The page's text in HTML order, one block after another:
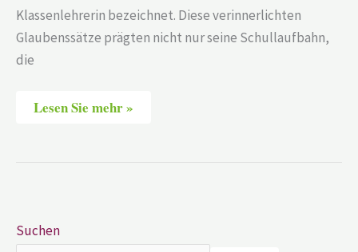
Klassenlehrerin bezeichnet. Diese verinnerlichten
Glaubenssätze prägten nicht nur seine Schullaufbahn,
die
Lesen Sie mehr »
Suchen